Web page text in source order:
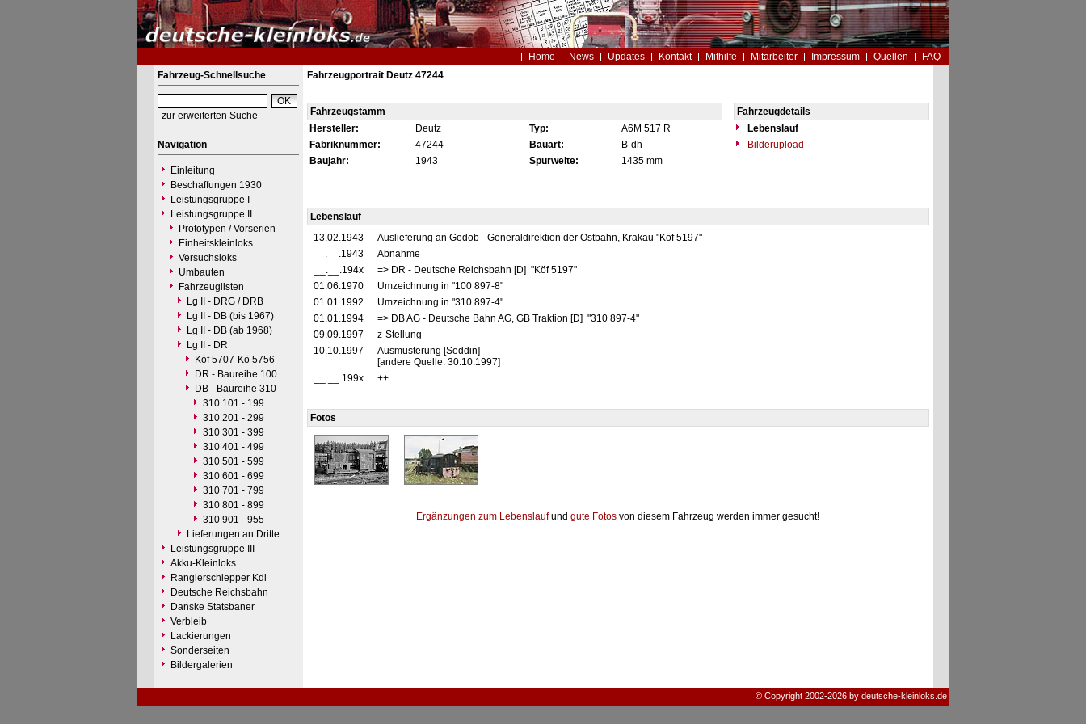
Home News Updates Kontakt Mithilfe Mitarbeiter Impressum Quellen
FAQ
Fahrzeug-Schnellsuche
zur erweiterten Suche
Navigation
Einleitung
Beschaffungen 1930
Leistungsgruppe I
Leistungsgruppe II
Prototypen / Vorserien
Einheitskleinloks
Versuchsloks
Umbauten
Fahrzeuglisten
Lg II - DRG / DRB
Lg II - DB (bis 1967)
Lg II - DB (ab 1968)
Lg II - DR
Köf 5707-Kö 5756
DR - Baureihe 100
DB - Baureihe 310
310 101 - 199
310 201 - 299
310 301 - 399
310 401 - 499
310 501 - 599
310 601 - 699
310 701 - 799
310 801 - 899
310 901 - 955
Lieferungen an Dritte
Leistungsgruppe III
Akku-Kleinloks
Rangierschlepper Kdl
Deutsche Reichsbahn
Danske Statsbaner
Verbleib
Lackierungen
Sonderseiten
Bildergalerien
Fahrzeugportrait Deutz 47244
Fahrzeugstamm
Fahrzeugdetails
Hersteller:
Deutz Typ: A6M 517 R
Lebenslauf
Fabriknummer:
47244 Bauart: B-dh
Bilderupload
Baujahr:
1943 Spurweite: 1435 mm
Lebenslauf
13.02.1943
Auslieferung an Gedob - Generaldirektion der Ostbahn, Krakau "Köf 5197"
__.__.1943
Abnahme
__.__.194x
=> DR - Deutsche Reichsbahn [D] "Köf 5197"
01.06.1970
Umzeichnung in "100 897-8"
01.01.1992
Umzeichnung in "310 897-4"
01.01.1994
=> DB AG - Deutsche Bahn AG, GB Traktion [D] "310 897-4"
09.09.1997
z-Stellung
10.10.1997
Ausmusterung [Seddin]
[andere Quelle: 30.10.1997]
__.__.199x
++
Fotos
Ergänzungen zum Lebenslaufund gute Fotos von diesem Fahrzeug werden immer gesucht!
© Copyright 2002-2026 by deutsche-kleinloks.de